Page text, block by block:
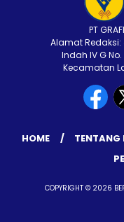
PT
Alamat
Indah IV G
Kecamatan
HOME TENTANG
COPYRIGHT © 2026